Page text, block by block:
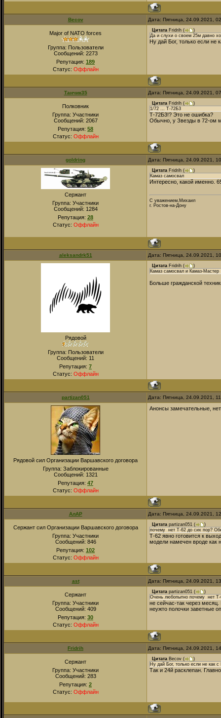
Becov Дата: Пятница, 24.09.2021,
Major of NATO forces
Группа: Пользователи
Сообщений: 2273
Репутация: 189
Статус: Оффлайн
Цитата Fridrih (
)
Да и слухи о своем 25м давно
Ну дай Бог, только если не
Танчик35 Дата: Пятница, 24.09.2021,
Полковник
Группа: Участники
Сообщений: 2067
Репутация: 58
Статус: Оффлайн
Цитата Fridrih (
)
1/72 ... Т-72Б3
Т-72Б3!? Это не ошибка?
Обычно, у Звезды в 72-ом
goldring Дата: Пятница, 24.09.2021,
Сержант
Группа: Участники
Сообщений: 1284
Репутация: 28
Статус: Оффлайн
Цитата Fridrih (
)
Камаз самосвал
Интересно, какой именно.
С уважением,Михаил
г. Ростов-на-Дону
aleksandrk51 Дата: Пятница, 24.09.2021,
Рядовой
Группа: Пользователи
Сообщений: 11
Репутация: 7
Статус: Оффлайн
Цитата Fridrih (
)
Камаз самосвал и Камаз-Мастер
Больше гражданской
partizan051 Дата: Пятница, 24.09.2021,
Рядовой сил Организации Варшавского договора
Группа: Заблокированные
Сообщений: 1321
Репутация: 47
Статус: Оффлайн
Анонсы замечательные,
АлАР Дата: Пятница, 24.09.2021,
Сержант сил Организации Варшавского договора
Группа: Участники
Сообщений: 846
Репутация: 102
Статус: Оффлайн
Цитата partizan051 (
)
почему нет Т-62 до сих пор?
Т-62 явно готовится к
модели намечен вроде как
ast Дата: Пятница, 24.09.2021,
Сержант
Группа: Участники
Сообщений: 409
Репутация: 30
Статус: Оффлайн
Цитата partizan051 (
)
Очень любопытно почему нет Т-
не сейчас-так через месяц.
неужто полочки заветные
Fridrih Дата: Пятница, 24.09.2021,
Сержант
Группа: Участники
Сообщений: 283
Репутация: 2
Статус: Оффлайн
Цитата Becov (
)
Ну дай Бог, только если не как
Так и 24й расклепан.